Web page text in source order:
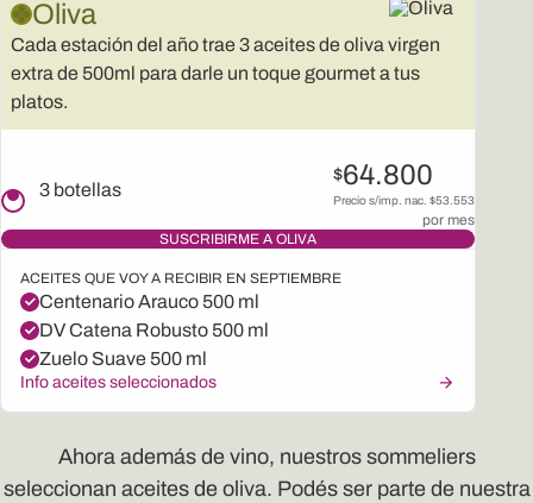
Ahora además de vino, nuestros sommeliers
seleccionan aceites de oliva. Podés ser parte de nuestra
Oliva
Cada estación del año trae 3 aceites de oliva virgen
extra de 500ml para darle un toque gourmet a tus
platos.
3 botellas
$64.800
Precio s/imp. nac. $53.553
por mes
SUSCRIBIRME A OLIVA
ACEITES QUE VOY A RECIBIR EN SEPTIEMBRE
Centenario Arauco 500 ml
DV Catena Robusto 500 ml
Zuelo Suave 500 ml
Info aceites seleccionados